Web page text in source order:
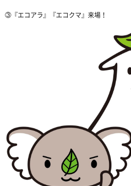
③『エコアラ』『エコクマ』来場！